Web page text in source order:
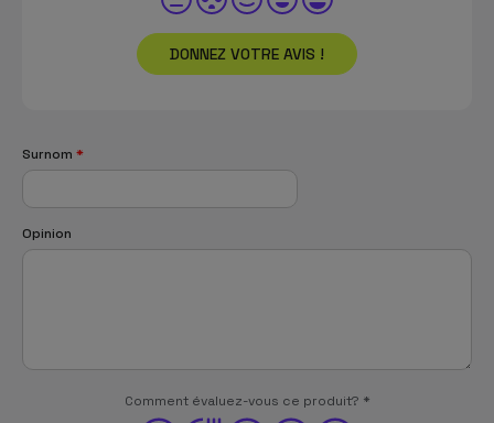
DONNEZ VOTRE AVIS !
Surnom *
Opinion
Comment évaluez-vous ce produit? *